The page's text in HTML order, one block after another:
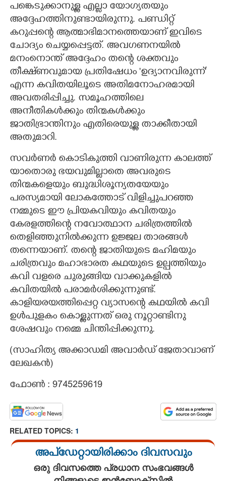
പങ്കെടുക്കാനുള്ള എല്ലാ യോഗ്യതയും
അദ്ദേഹത്തിനുണ്ടായിരുന്നു. പണ്ഡിറ്റ്
കറുപ്പന്റെ ആത്മാഭിമാനത്തെയാണ് ഇവിടെ
ചോദ്യം ചെയ്യപ്പെട്ടത്. അവഗണനയിൽ
മനംനൊന്ത് അദ്ദേഹം തന്റെ ശക്തവും
തീക്ഷ്ണവുമായ പ്രതിഷേധം 'ഉദ്യാനവിരുന്ന്'
എന്ന കവിതയിലൂടെ അതിമനോഹരമായി
അവതരിപ്പിച്ചു. സമൂഹത്തിലെ
അനീതികൾക്കും തിന്മകൾക്കും
ജാതിഭ്രാന്തിനും എതിരെയുള്ള താക്കീതായി
അതുമാറി.
സവർണർ കൊടികുത്തി വാണിരുന്ന കാലത്ത്
യാതൊരു ഭയവുമില്ലാതെ അവരുടെ
തിന്മകളെയും ബുദ്ധിശൂന്യതയേയും
പരസ്യമായി ലോകത്തോട് വിളിച്ചുപറഞ്ഞ
നമ്മുടെ ഈ പ്രിയകവിയും കവിതയും
കേരളത്തിന്റെ നവോത്ഥാന ചരിത്രത്തിൽ
തെളിഞ്ഞുനിൽക്കുന്ന ഉജ്ജല താരങ്ങൾ
തന്നെയാണ്. തന്റെ ജാതിയുടെ മഹിമയും
ചരിത്രവും മഹാഭാരത കഥയുടെ ഉല്പത്തിയും
കവി വളരെ ചുരുങ്ങിയ വാക്കുകളിൽ
കവിതയിൽ പരാമർശിക്കുന്നുണ്ട്.
കാളിയരയത്തിപ്പെറ്റ വ്യാസന്റെ കഥയിൽ കവി
ഉൾപുളകം കൊള്ളുന്നത് ഒരു നൂറ്റാണ്ടിനു
ശേഷവും നമ്മെ ചിന്തിപ്പിക്കുന്നു.
(സാഹിത്യ അക്കാഡമി അവാർഡ് ജേതാവാണ്
ലേഖകൻ)
ഫോൺ : 9745259619
RELATED TOPICS: 1
അപ്ഡേറ്റായിരിക്കാം ദിവസവും
ഒരു ദിവസത്തെ പ്രധാന സംഭവങ്ങൾ